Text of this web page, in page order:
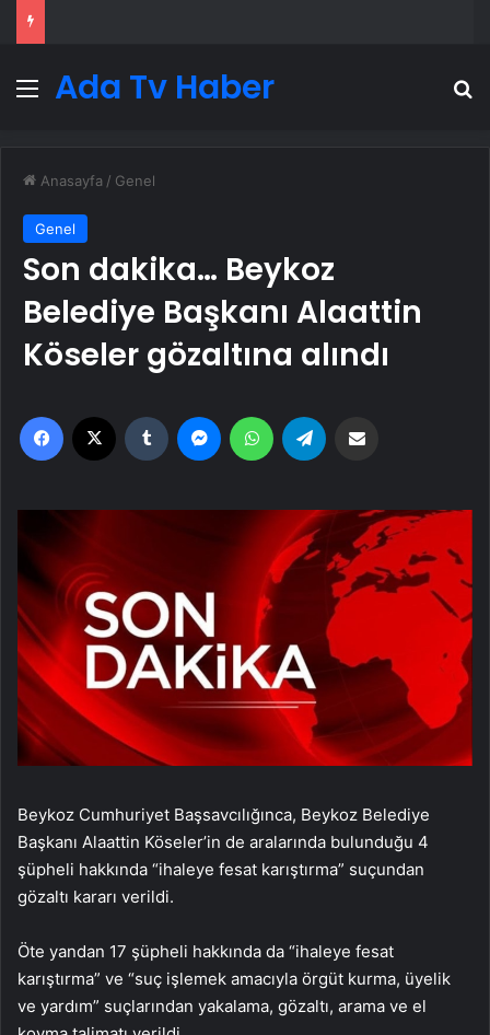
Menü
Ada Tv Haber
Anasayfa / Genel
Genel
Son dakika… Beykoz
Belediye Başkanı Alaattin
Köseler gözaltına alındı
Facebook Tumblr MessengerWhatsApp
Beykoz Cumhuriyet Başsavcılığınca, Beykoz Belediye
Başkanı Alaattin Köseler’in de aralarında bulunduğu 4
şüpheli hakkında “ihaleye fesat karıştırma” suçundan
gözaltı kararı verildi.
Öte yandan 17 şüpheli hakkında da “ihaleye fesat
karıştırma” ve “suç işlemek amacıyla örgüt kurma, üyelik
ve yardım” suçlarından yakalama, gözaltı, arama ve el